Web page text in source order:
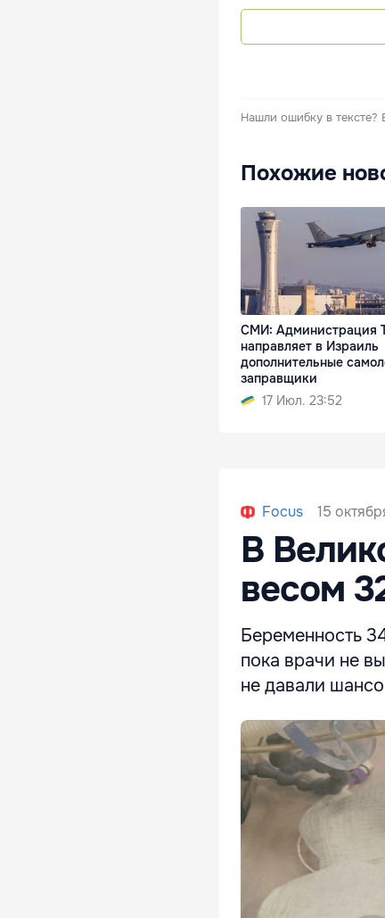
Нашли ошибку в тексте?
Похожие
СМИ: Администрация
направляет в Израиль
дополнительные
заправщики
17 Июл. 23:52
Focus 15
В
весом
Беременность
пока врачи не
не давали